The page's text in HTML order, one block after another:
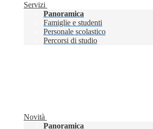
Servizi
Panoramica
Famiglie e studenti
Personale scolastico
Percorsi di studio
Novità
Panoramica